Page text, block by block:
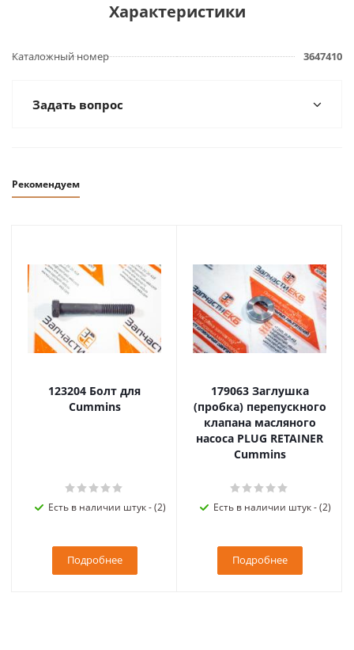
Характеристики
Каталожный номер 3647410
Задать вопрос
Рекомендуем
123204 Болт для
Cummins
Есть в наличии штук - (2)
Подробнее
179063 Заглушка
(пробка) перепускного
клапана масляного
насоса PLUG RETAINER
Cummins
Есть в наличии штук - (2)
Подробнее